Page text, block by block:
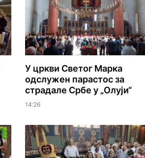
У цркви Светог Марка
одслужен парастос за
страдале Србе у „Олуји“
14:26